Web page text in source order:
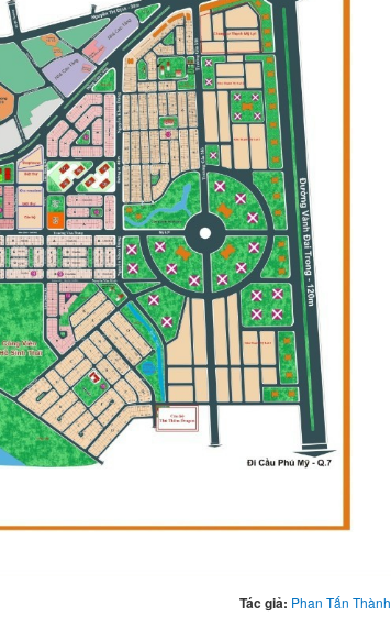
Tác giả: Phan Tấn Thành